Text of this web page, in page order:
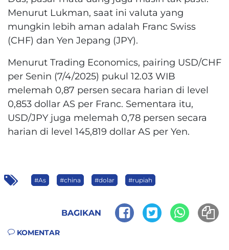
Menurut Lukman, saat ini valuta yang
mungkin lebih aman adalah Franc Swiss
(CHF) dan Yen Jepang (JPY).
Menurut Trading Economics, pairing USD/CHF
per Senin (7/4/2025) pukul 12.03 WIB
melemah 0,87 persen secara harian di level
0,853 dollar AS per Franc. Sementara itu,
USD/JPY juga melemah 0,78 persen secara
harian di level 145,819 dollar AS per Yen.
#As #china #dolar #rupiah
BAGIKAN
KOMENTAR